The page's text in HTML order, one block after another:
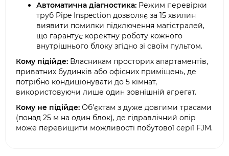
Автоматична діагностика: Режим перевірки
труб Pipe Inspection дозволяє за 15 хвилин
виявити помилки підключення магістралей,
що гарантує коректну роботу кожного
внутрішнього блоку згідно зі своїм пультом.
Кому підійде: Власникам просторих апартаментів,
приватних будинків або офісних приміщень, де
потрібно кондиціонувати до 5 кімнат,
використовуючи лише один зовнішній агрегат.
Кому не підійде: Об’єктам з дуже довгими трасами
(понад 25 м на один блок), де гідравлічний опір
може перевищити можливості побутової серії FJM.